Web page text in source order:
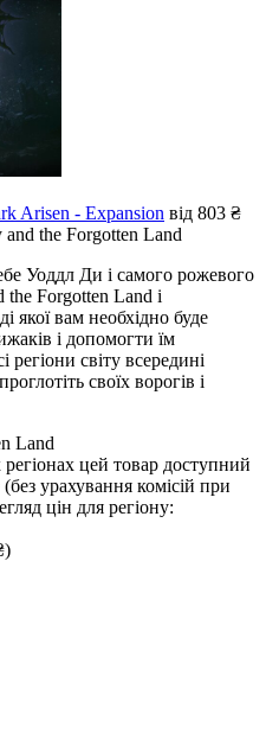
Arisen - Expansion від 803 ₴
the Forgotten Land
Уоддл Ди і самого рожевого
Forgotten Land і
якої вам необхідно буде
і допомогти їм
регіони світу всередині
своїх ворогів і
Land
цей товар доступний
(без урахування комісій при
цін для регіону: